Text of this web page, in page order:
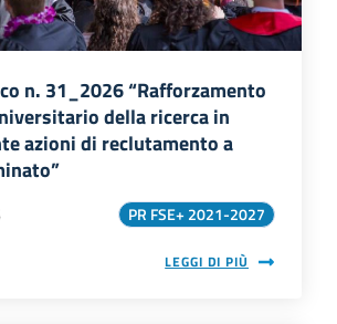
n. 31_2026 “Rafforzamento
della ricerca in
azioni di reclutamento a
PR FSE+ 2021-2027
LEGGI DI PIÙ